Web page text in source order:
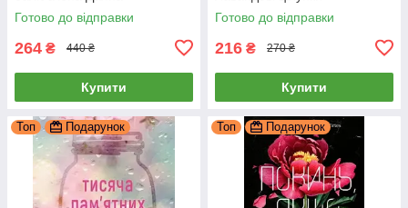
Готово до відправки
264 ₴ 440 ₴
Купити
Готово до відправки
216 ₴ 270 ₴
Купити
Топ Подарунок Топ Подарунок